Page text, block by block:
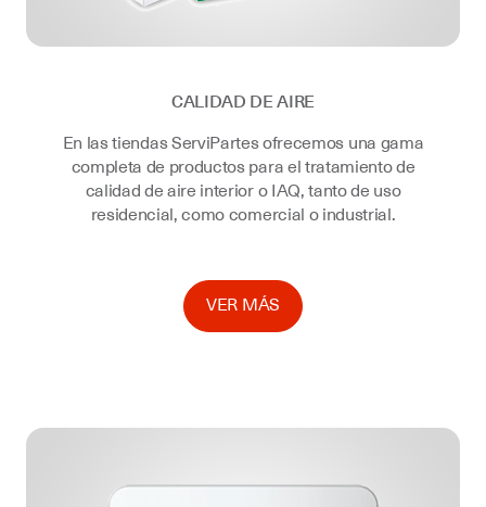
CALIDAD DE AIRE
En las tiendas ServiPartes ofrecemos una gama
completa de productos para el tratamiento de
calidad de aire interior o IAQ, tanto de uso
residencial, como comercial o industrial.
VER MÁS